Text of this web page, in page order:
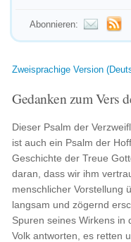
Abonnieren:
Zweisprachige Version
Gedanken zum Vers
Dieser Psalm der
ist auch ein Psalm der
Geschichte der Treue
daran, dass wir ihm
menschlicher Vorstellung
langsam und zögernd
Spuren seines Wirkens in
Volk antworten, es retten